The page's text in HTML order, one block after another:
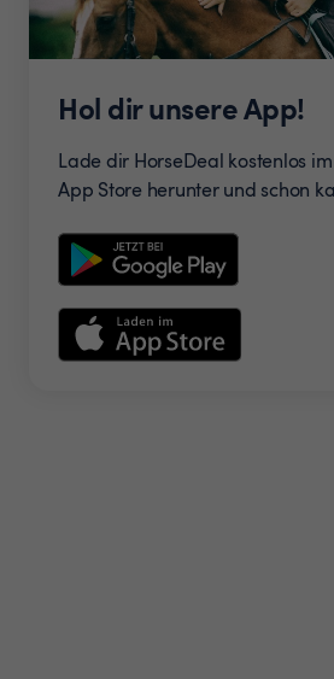
Hol dir unsere App!
Lade dir HorseDeal kostenlos
App Store herunter und schon